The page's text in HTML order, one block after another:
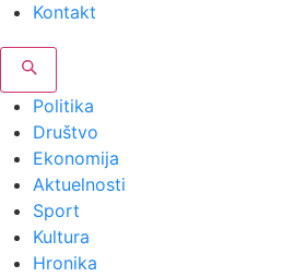
Kontakt
Politika
Društvo
Ekonomija
Aktuelnosti
Sport
Kultura
Hronika